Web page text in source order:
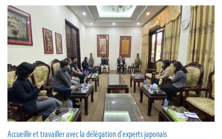
Accueillir et travailler avec la délégation d'experts japonais